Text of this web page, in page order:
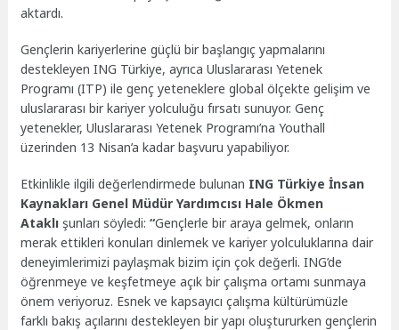
aktardı.
Gençlerin kariyerlerine güçlü bir başlangıç yapmalarını
destekleyen ING Türkiye, ayrıca Uluslararası Yetenek
Programı (ITP) ile genç yeteneklere global ölçekte gelişim ve
uluslararası bir kariyer yolculuğu fırsatı sunuyor. Genç
yetenekler, Uluslararası Yetenek Programı’na Youthall
üzerinden 13 Nisan’a kadar başvuru yapabiliyor.
Etkinlikle ilgili değerlendirmede bulunan ING Türkiye İnsan
Kaynakları Genel Müdür Yardımcısı Hale Ökmen
Ataklışunları söyledi: “Gençlerle bir araya gelmek, onların
merak ettikleri konuları dinlemek ve kariyer yolculuklarına dair
deneyimlerimizi paylaşmak bizim için çok değerli. ING’de
öğrenmeye ve keşfetmeye açık bir çalışma ortamı sunmaya
önem veriyoruz. Esnek ve kapsayıcı çalışma kültürümüzle
farklı bakış açılarını destekleyen bir yapı oluştururken gençlerin